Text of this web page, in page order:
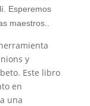
Esperemos
maestros..
y
Este libro
en
una